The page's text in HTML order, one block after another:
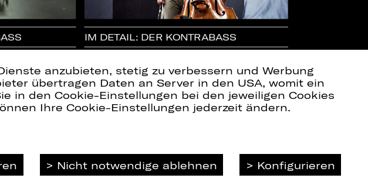
IM DETAIL: DER KONTRABASS
MALER
anzubieten, stetig zu verbessern und Werbung
übertragen Daten an Server in den USA, womit ein
in den Cookie-Einstellungen bei den jeweiligen Cookies
Ihre Cookie-Einstellungen jederzeit ändern.
Nicht notwendige ablehnen Konfigurieren